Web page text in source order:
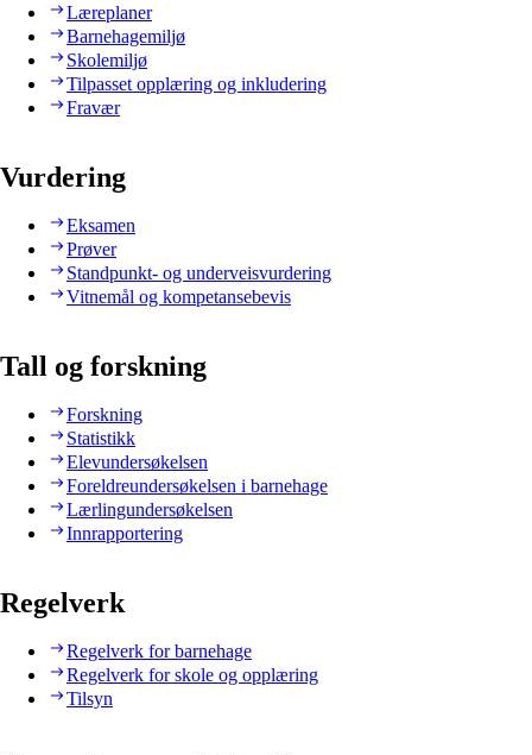
Læreplaner
Barnehagemiljø
Skolemiljø
Tilpasset opplæring og inkludering
Fravær
Vurdering
Eksamen
Prøver
Standpunkt- og underveisvurdering
Vitnemål og kompetansebevis
Tall og forskning
Forskning
Statistikk
Elevundersøkelsen
Foreldreundersøkelsen i barnehage
Lærlingundersøkelsen
Innrapportering
Regelverk
Regelverk for barnehage
Regelverk for skole og opplæring
Tilsyn